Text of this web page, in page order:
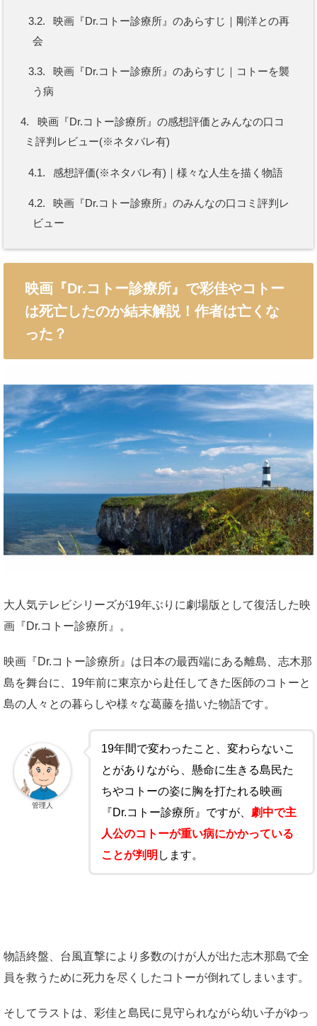
3.2.
映画『Dr.コトー診療所』のあらすじ｜剛洋との再
会
3.3.
映画『Dr.コトー診療所』のあらすじ｜コトーを襲
う病
4.
映画『Dr.コトー診療所』の感想評価とみんなの口コ
ミ評判レビュー(※ネタバレ有)
4.1. 感想評価(※ネタバレ有)｜様々な人生を描く物語
4.2.
映画『Dr.コトー診療所』のみんなの口コミ評判レ
ビュー
映画『Dr.コトー診療所』で彩佳やコトー
は死亡したのか結末解説！作者は亡くな
った？
大人気テレビシリーズが19年ぶりに劇場版として復活した映
画『Dr.コトー診療所』。
映画『Dr.コトー診療所』は日本の最西端にある離島、志木那
島を舞台に、19年前に東京から赴任してきた医師のコトーと
島の人々との暮らしや様々な葛藤を描いた物語です。
19年間で変わったこと、変わらないこ
とがありながら、懸命に生きる島民た
ちやコトーの姿に胸を打たれる映画
『Dr.コトー診療所』ですが、 劇中で主
人公のコトーが重い病にかかっている
ことが判明 します。
管理人
物語終盤、台風直撃により多数のけが人が出た志木那島で全
員を救うために死力を尽くしたコトーが倒れてしまいます。
そしてラストは、彩佳と島民に見守られながら幼い子がゆっ